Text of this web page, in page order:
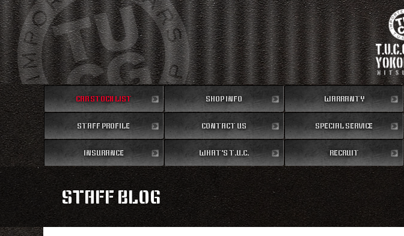
CAR STOCK LIST
在庫車両情報
SHOP INFO
店舗情報
WARRANTY
保証内容
STAFF PROFILE
スタッフ紹介
CONTACT US
お問い合わせ
SPECIAL SERVICE
特別作業
INSURANCE WHAT'S T.U.C.
TUCとは？
RECRUIT
リクルート
STAFF BLOG